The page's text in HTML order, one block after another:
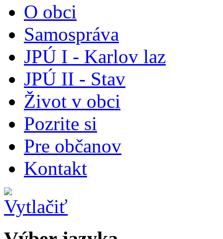
O obci
Samospráva
JPÚ I - Karlov laz
JPÚ II - Stav
Život v obci
Pozrite si
Pre občanov
Kontakt